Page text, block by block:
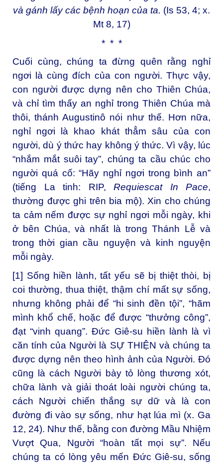
và gánh lấy các bệnh hoạn của ta. (Is 53, 4; x.
Mt 8, 17)
* * *
Cuối cùng, chúng ta đừng quên rằng nghỉ
ngơi là cùng đích của con người. Thực vậy,
con người được dựng nên cho Thiên Chúa,
và chỉ tìm thấy an nghỉ trong Thiên Chúa mà
thôi, thánh Augustinô nói như thế. Hơn nữa,
nghỉ ngơi là khao khát thẳm sâu của con
người, dù ý thức hay không ý thức. Vì vậy, lúc
“nhắm mắt suôi tay”, chúng ta cầu chúc cho
người quá cố: “Hãy nghỉ ngơi trong bình an”
(tiếng La tinh: RIP, Requiescat In Pace,
thường được ghi trên bia mộ). Xin cho chúng
ta cảm nếm được sự nghỉ ngơi mỗi ngày, khi
ở bên Chúa, và nhất là trong Thánh Lễ và
trong thời gian cầu nguyện và kinh nguyện
mỗi ngày.
[1] Sống hiền lành, tất yếu sẽ bị thiệt thòi, bị
coi thường, thua thiệt, thậm chí mất sự sống,
nhưng không phải để “hi sinh đền tội”, “hãm
mình khổ chế, hoặc để được “thưởng công”,
đạt “vinh quang”. Đức Giê-su hiền lành là vì
căn tính của Người là SỰ THIỆN và chúng ta
được dựng nên theo hình ảnh của Người. Đó
cũng là cách Người bày tỏ lòng thương xót,
chữa lành và giải thoát loài người chúng ta,
cách Người chiến thắng sự dữ và là con
đường đi vào sự sống, như hạt lúa mì (x. Ga
12, 24). Như thế, bằng con đường Mầu Nhiệm
Vượt Qua, Người “hoàn tất mọi sự”. Nếu
chúng ta có lòng yêu mến Đức Giê-su, sống